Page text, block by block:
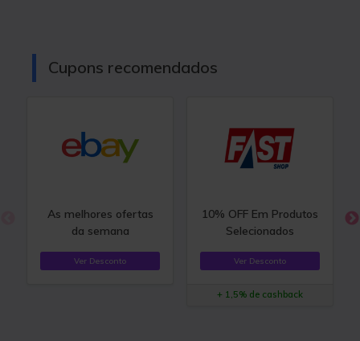
Cupons recomendados
As melhores ofertas
da semana
Ver Desconto
10% OFF Em Produtos
Selecionados
Ver Desconto
+ 1,5% de cashback